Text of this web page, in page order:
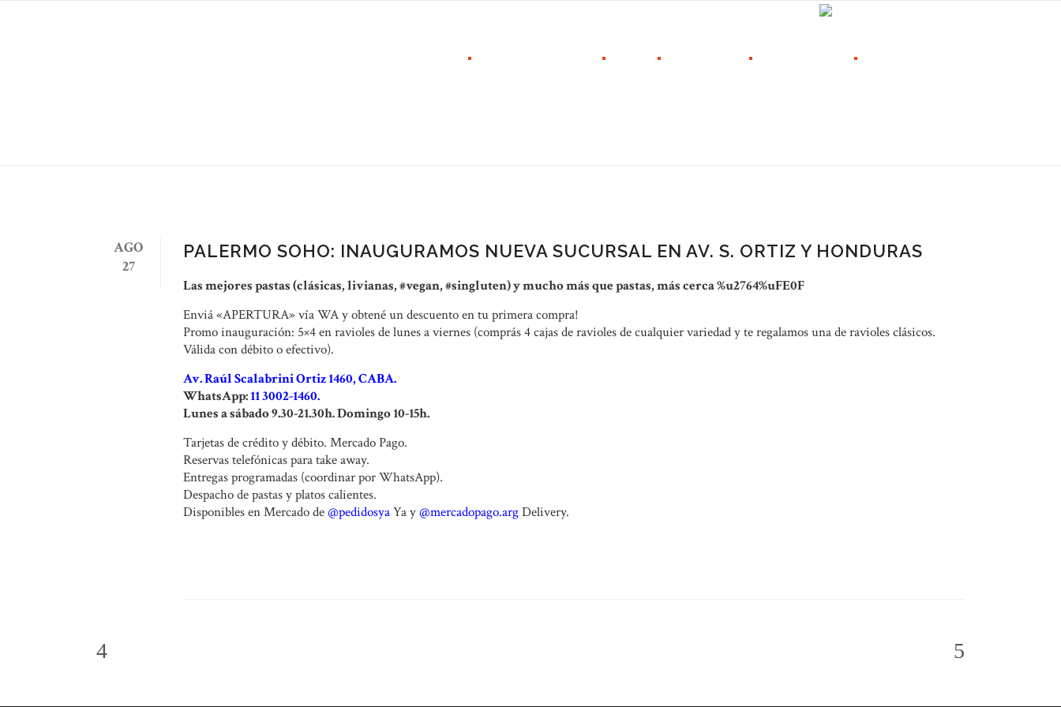
AGO
27
PALERMO SOHO: INAUGURAMOS NUEVA SUCURSAL EN AV. S. ORTIZ Y HONDURAS
Las mejores pastas (clásicas, livianas, #vegan, #singluten) y mucho más que pastas, más cerca %u2764%uFE0F
Enviá «APERTURA» vía WA y obtené un descuento en tu primera compra!
Promo inauguración: 5×4 en ravioles de lunes a viernes (comprás 4 cajas de ravioles de cualquier variedad y te regalamos una de ravioles clásicos.
Válida con débito o efectivo).
Av. Raúl Scalabrini Ortiz 1460, CABA.
WhatsApp:11 3002-1460.
Lunes a sábado 9.30-21.30h. Domingo 10-15h.
Tarjetas de crédito y débito. Mercado Pago.
Reservas telefónicas para take away.
Entregas programadas (coordinar por WhatsApp).
Despacho de pastas y platos calientes.
Disponibles en Mercado de@pedidosyaYa y@mercadopago.argDelivery.